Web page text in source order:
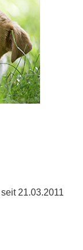
21.03.2011